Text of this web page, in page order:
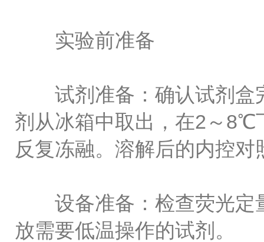
实验前准备
试剂准备：确认试剂盒
剂从冰箱中取出，在2～8℃
反复冻融。溶解后的内控
设备准备：检查荧光定
放需要低温操作的试剂。